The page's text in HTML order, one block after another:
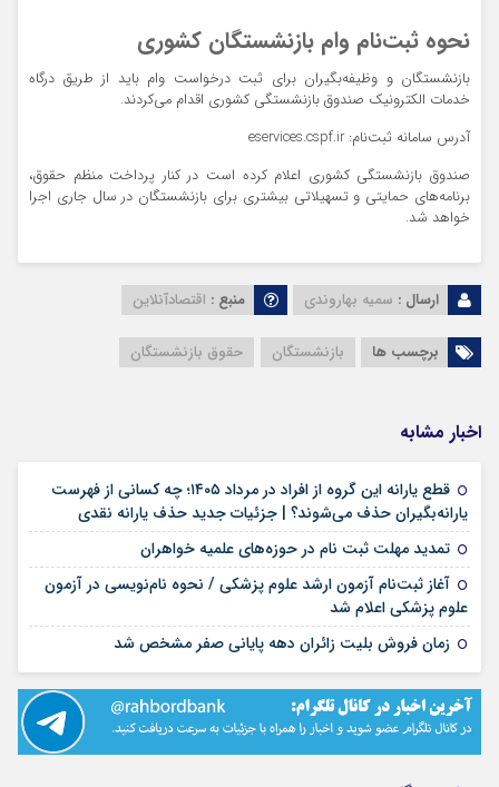
نحوه ثبت‌نام وام بازنشستگان کشوری
بازنشستگان و وظیفه‌بگیران برای ثبت درخواست وام باید از طریق درگاه
خدمات الکترونیک صندوق بازنشستگی کشوری اقدام می‌کردند.
آدرس سامانه ثبت‌نام: eservices.cspf.ir
صندوق بازنشستگی کشوری اعلام کرده است در کنار پرداخت منظم حقوق،
برنامه‌های حمایتی و تسهیلاتی بیشتری برای بازنشستگان در سال جاری اجرا
خواهد شد.
ارسال : سمیه بهاروندی منبع : اقتصادآنلاین
برچسب ها بازنشستگان حقوق بازنشستگان
اخبار مشابه
قطع یارانه این گروه از افراد در مرداد ۱۴۰۵؛ چه کسانی از فهرست
یارانه‌بگیران حذف می‌شوند؟ | جزئیات جدید حذف یارانه نقدی
تمدید مهلت ثبت نام در حوزه‌های علمیه خواهران
آغاز ثبت‌نام آزمون ارشد علوم پزشکی / نحوه نام‌نویسی در آزمون
علوم پزشکی اعلام شد
زمان فروش بلیت زائران دهه پایانی صفر مشخص شد